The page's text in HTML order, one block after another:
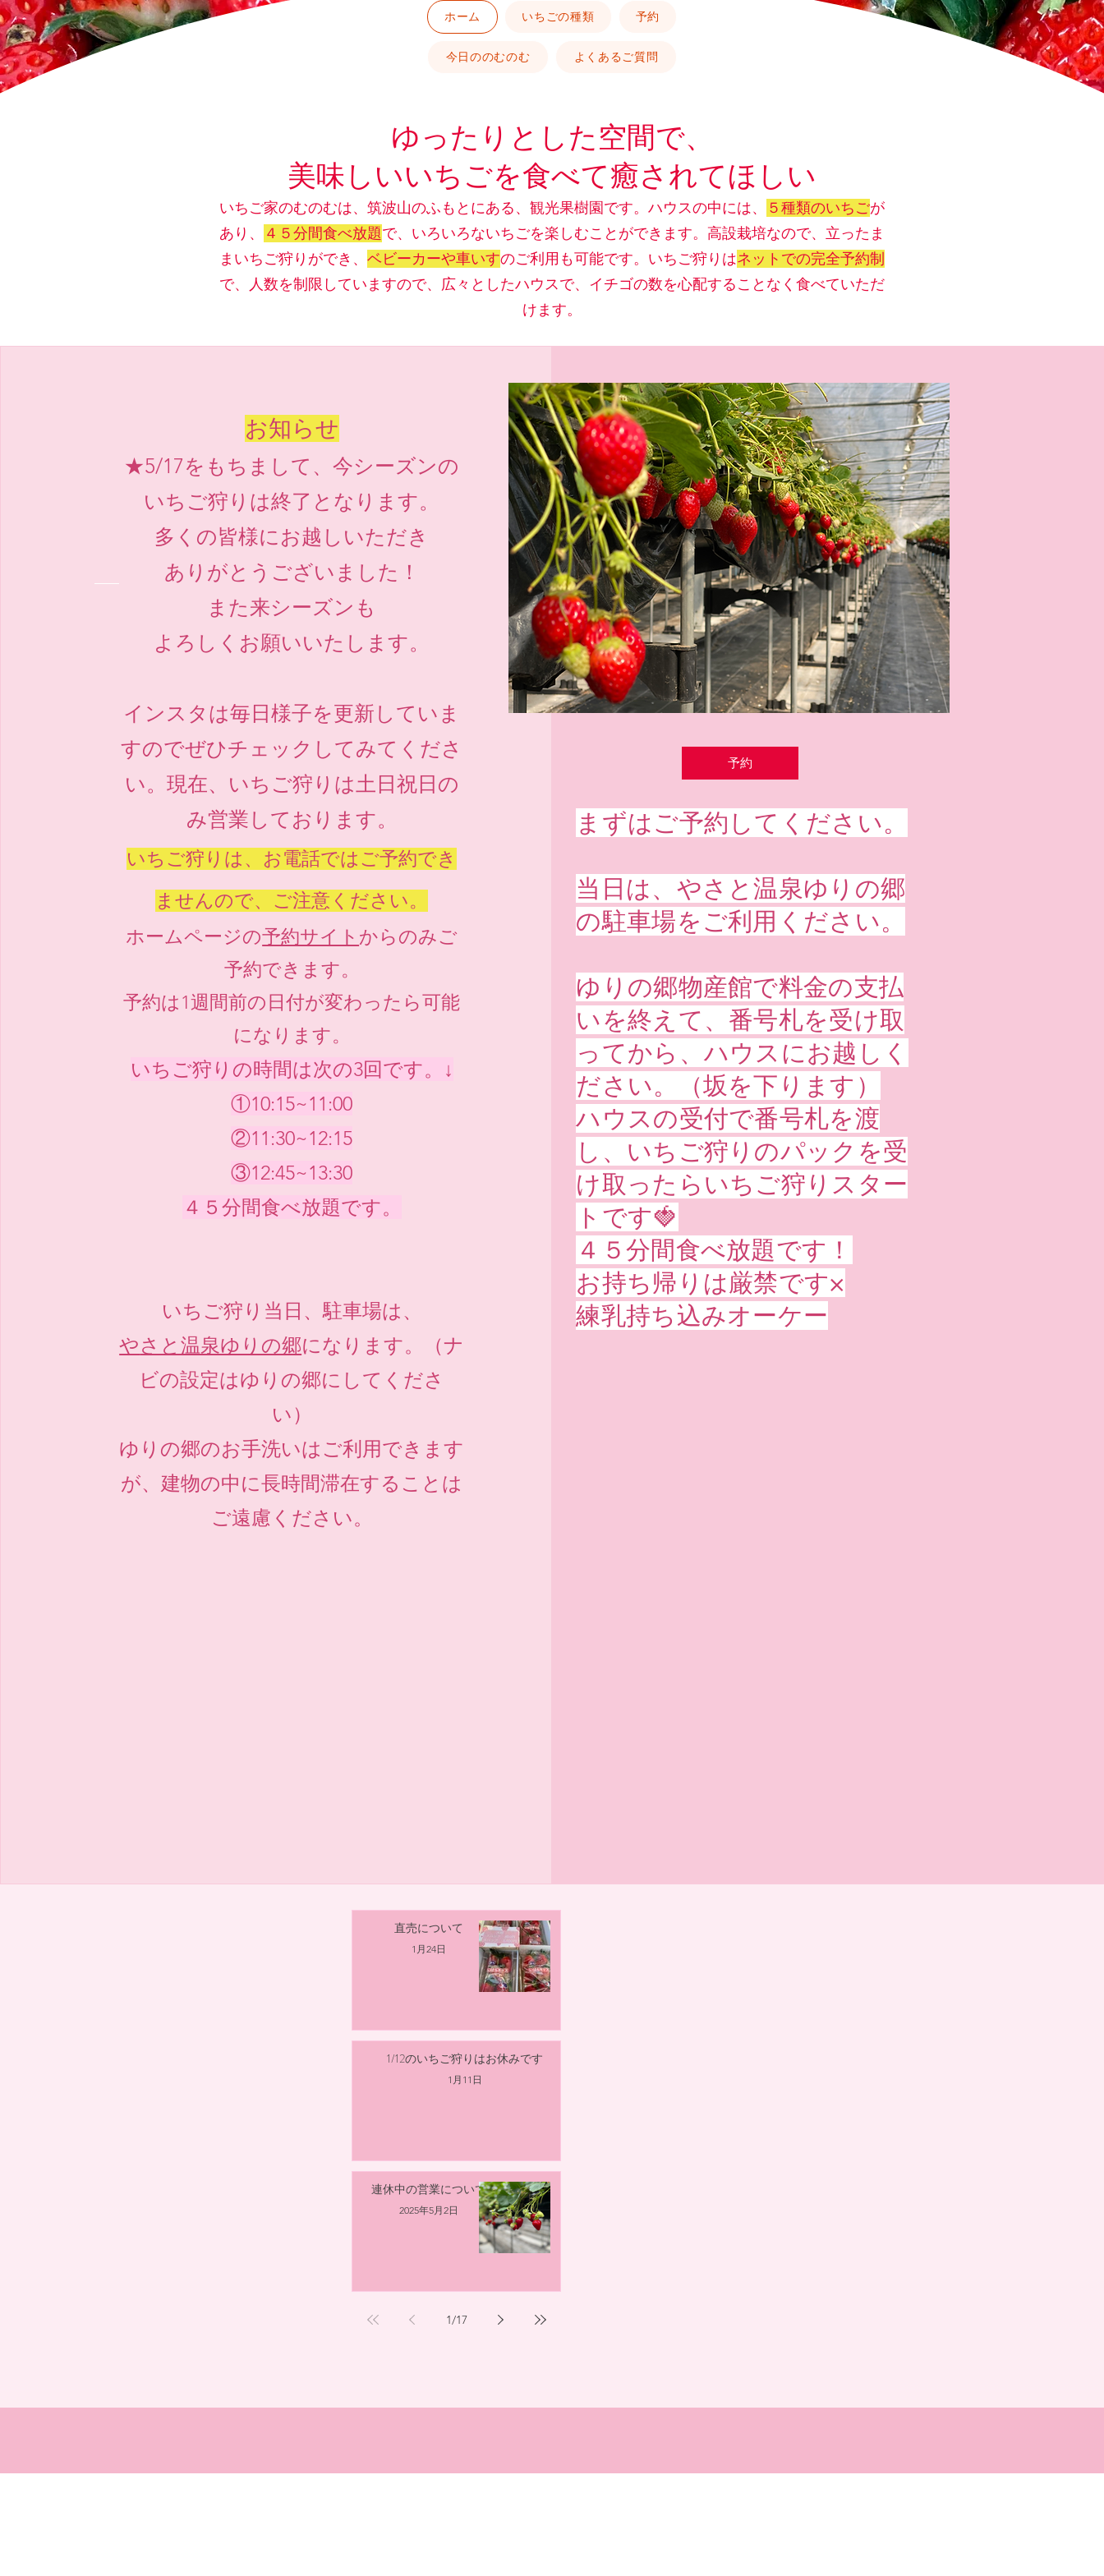
ホーム いちごの種類 予約
今日ののむのむ よくあるご質問
ゆったりとした空間で、
美味しいいちごを食べて癒されてほしい
いちご家のむのむは、筑波山のふもとにある、観光果樹園です。ハウスの中には、 ５種類のいちごが
あり、
４５分間食べ放題で、いろいろないちごを楽しむことができます。高設栽培なので、立ったま
まいちご狩りができ、 ベビーカーや車いすのご利用も可能です。いちご狩りはネットでの完全予約制
で、人数を制限していますので、広々としたハウスで、イチゴの数を心配することなく食べていただ
けます。
お知らせ
★​5/17をもちまして、今シーズンの
いちご狩りは終了となります。
多くの皆様にお越しいただき
ありがとうございました！
​また来シーズンも
よろしくお願いいたします。
インスタは毎日様子を更新していま
すのでぜひチェックしてみてくださ
い。現在、いちご狩りは土日祝日の
み営業しております。
いちご狩りは、お電話ではご予約でき
ませんので、ご注意ください。
ホームページの予約サイト からのみご
予約できます。
予約は1週間前の日付が変わったら可能
になります。​
​いちご狩りの時間は次の3回です。↓
①10:15~11:00
②11:30~12:15
​③12:45~13:30​
４５分間食べ放題です。
いちご狩り当日、駐車場は、
やさと温泉ゆりの郷になります。（ナ
ビの設定はゆりの郷にしてくださ
い）
​ゆりの郷のお手洗いはご利用できます
が、建物の中に長時間滞在することは
ご遠慮ください。
予約
まずはご予約してください。
当日は、やさと温泉ゆりの郷
の駐車場をご利用ください。
ゆりの郷物産館で料金の支払
いを終えて、番号札を受け取
ってから、ハウスにお越しく
ださい。（坂を下ります）
ハウスの受付で番号札を渡
し、いちご狩りのパックを受
け取ったらいちご狩りスター
トです🍓
４５分間食べ放題です！
お持ち帰りは厳禁です×
​練乳持ち込みオーケー
直売について
1月24日
1/12のいちご狩りはお休みです
1月11日
連休中の営業について
2025年5月2日
1/17